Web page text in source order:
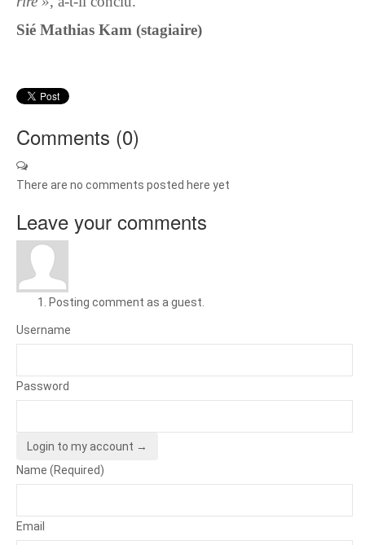
Sié Mathias Kam (stagiaire)
Comments (0)
There are no comments posted here yet
Leave your comments
Posting comment as a guest.
Username
Password
Login to my account →
Name (Required)
Email